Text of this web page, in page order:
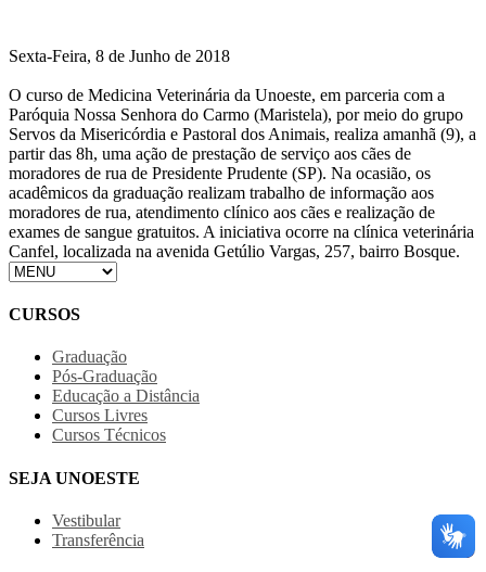
Sexta-Feira, 8 de Junho de 2018
O curso de Medicina Veterinária da Unoeste, em parceria com a
Paróquia Nossa Senhora do Carmo (Maristela), por meio do grupo
Servos da Misericórdia e Pastoral dos Animais, realiza amanhã (9), a
partir das 8h, uma ação de prestação de serviço aos cães de
moradores de rua de Presidente Prudente (SP). Na ocasião, os
acadêmicos da graduação realizam trabalho de informação aos
moradores de rua, atendimento clínico aos cães e realização de
exames de sangue gratuitos. A iniciativa ocorre na clínica veterinária
Canfel, localizada na avenida Getúlio Vargas, 257, bairro Bosque.
CURSOS
Graduação
Pós-Graduação
Educação a Distância
Cursos Livres
Cursos Técnicos
SEJA UNOESTE
Vestibular
Transferência